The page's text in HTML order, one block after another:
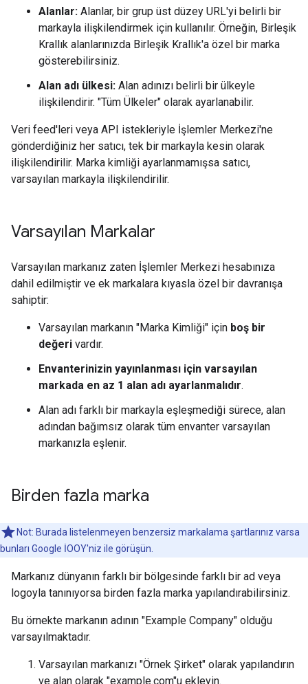
Alanlar: Alanlar, bir grup üst düzey URL'yi belirli bir
markayla ilişkilendirmek için kullanılır. Örneğin, Birleşik
Krallık alanlarınızda Birleşik Krallık'a özel bir marka
gösterebilirsiniz.
Alan adı ülkesi: Alan adınızı belirli bir ülkeyle
ilişkilendirir. "Tüm Ülkeler" olarak ayarlanabilir.
Veri feed'leri veya API istekleriyle İşlemler Merkezi'ne
gönderdiğiniz her satıcı, tek bir markayla kesin olarak
ilişkilendirilir. Marka kimliği ayarlanmamışsa satıcı,
varsayılan markayla ilişkilendirilir.
Varsayılan Markalar
Varsayılan markanız zaten İşlemler Merkezi hesabınıza
dahil edilmiştir ve ek markalara kıyasla özel bir davranışa
sahiptir:
Varsayılan markanın "Marka Kimliği" için boş bir
değeri vardır.
Envanterinizin yayınlanması için varsayılan
markada en az 1 alan adı ayarlanmalıdır.
Alan adı farklı bir markayla eşleşmediği sürece, alan
adından bağımsız olarak tüm envanter varsayılan
markanızla eşlenir.
Birden fazla marka
Not: Burada listelenmeyen benzersiz markalama şartlarınız varsa
bunları Google İOOY'niz ile görüşün.
Markanız dünyanın farklı bir bölgesinde farklı bir ad veya
logoyla tanınıyorsa birden fazla marka yapılandırabilirsiniz.
Bu örnekte markanın adının "Example Company" olduğu
varsayılmaktadır.
Varsayılan markanızı "Örnek Şirket" olarak yapılandırın
ve alan olarak "example.com"u ekleyin.